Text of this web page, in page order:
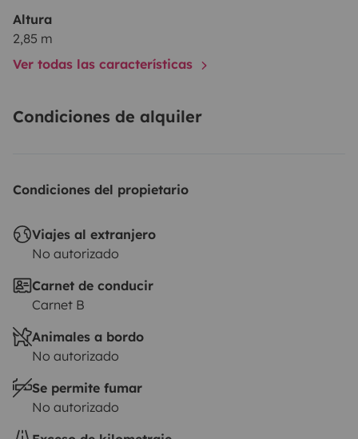
Altura
2,85 m
Ver todas las características
Condiciones de alquiler
Condiciones del propietario
Viajes al extranjero
No autorizado
Carnet de conducir
Carnet B
Animales a bordo
No autorizado
Se permite fumar
No autorizado